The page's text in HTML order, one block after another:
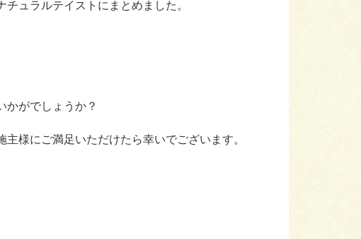
チュラルテイストにまとめました。
かがでしょうか？
主様にご満足いただけたら幸いでございます。